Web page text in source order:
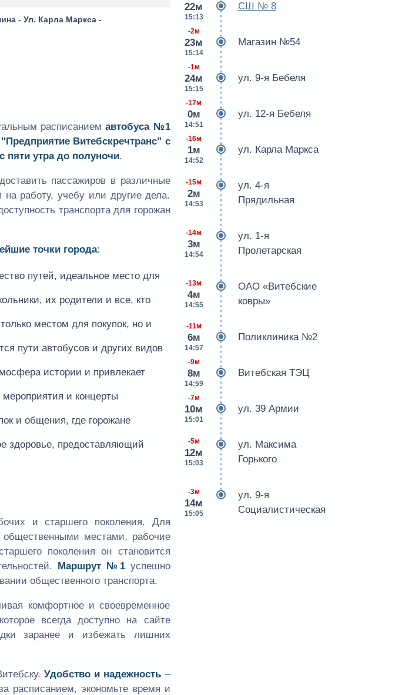
- Ул. Карла Маркса -
расписаниемавтобуса №1
"Предприятие Витебскречтранс" с
с пяти утра до полуночи.
пассажиров в различные
на работу, учебу или другие дела.
транспорта для горожан
точки города:
путей, идеальное место для
их родители и все, кто
местом для покупок, но и
пути автобусов и других видов
истории и привлекает
мероприятия и концерты
и общения, где горожане
здоровье, предоставляющий
и старшего поколения. Для
местами, рабочие
поколения он становится
Маршрут №1успешно
общественного транспорта.
комфортное и своевременное
всегда доступно на сайте
заранее и избежать лишних
Удобство и надежность –
расписанием, экономьте время и
22м
15:13
СШ № 8
-2м
23м
15:14
Магазин №54
-1м
24м
15:15
ул. 9-я Бебеля
-17м
0м
14:51
ул. 12-я Бебеля
-16м
1м
14:52
ул. Карла Маркса
-15м
2м
14:53
ул. 4-я
Прядильная
-14м
3м
14:54
ул. 1-я
Пролетарская
-13м
4м
14:55
ОАО «Витебские
ковры»
-11м
6м
14:57
Поликлиника №2
-9м
8м
14:59
Витебская ТЭЦ
-7м
10м
15:01
ул. 39 Армии
-5м
12м
15:03
ул. Максима
Горького
-3м
14м
15:05
ул. 9-я
Социалистическая